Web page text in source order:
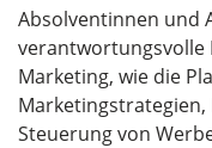
Absolventinnen und
verantwortungsvolle
Marketing, wie die
Steuerung von